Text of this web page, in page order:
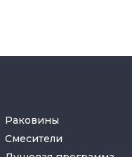
Раковины
Смесители